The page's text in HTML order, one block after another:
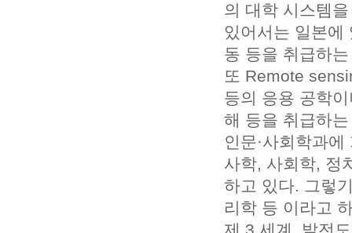
의 대학 시스템
있어서는 일본에
동 등을 취급하
또 Remote
등의 응용 공학
해 등을 취급하
인문·사회학과
사학, 사회학, 정
하고 있다. 그렇
리학 등 이라고